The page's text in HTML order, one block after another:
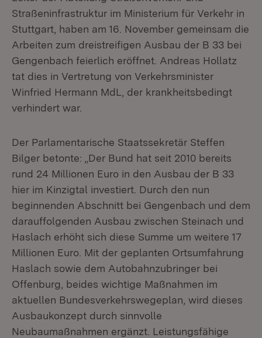
Straßeninfrastruktur im Ministerium für Verkehr in
Stuttgart, haben am 16. November gemeinsam die
Arbeiten zum dreistreifigen Ausbau der B 33 bei
Gengenbach feierlich eröffnet. Andreas Hollatz
tat dies in Vertretung von Verkehrsminister
Winfried Hermann MdL, der krankheitsbedingt
verhindert war.
Der Parlamentarische Staatssekretär Steffen
Bilger betonte: „Der Bund hat seit 2010 bereits
rund 24 Millionen Euro in den Ausbau der B 33
hier im Kinzigtal investiert. Durch den nun
beginnenden Abschnitt bei Gengenbach und dem
darauffolgenden Ausbau zwischen Steinach und
Haslach erhöht sich diese Summe um weitere 17
Millionen Euro. Mit der geplanten Ortsumfahrung
Haslach sowie dem Autobahnzubringer bei
Offenburg, beides wichtige Maßnahmen im
aktuellen Bundesverkehrswegeplan, wird dieses
Ausbaukonzept durch sinnvolle
Neubaumaßnahmen ergänzt. Leistungsfähige